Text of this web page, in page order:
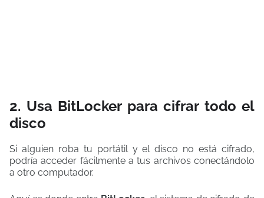
2. Usa BitLocker para cifrar todo el
disco
Si alguien roba tu portátil y el disco no está cifrado,
podría acceder fácilmente a tus archivos conectándolo
a otro computador.